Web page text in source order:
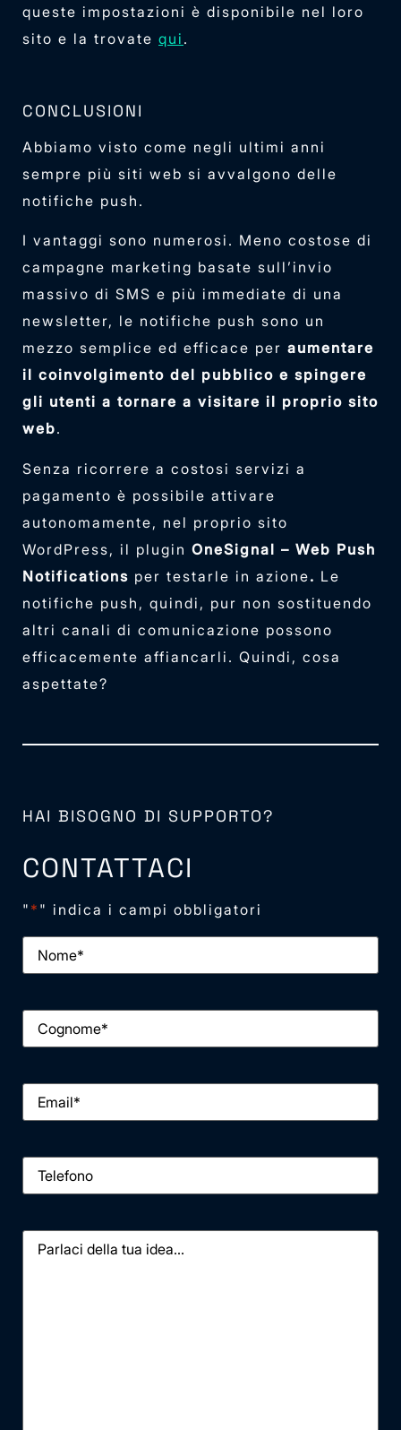
queste impostazioni è disponibile nel loro
sito e la trovate qui .
CONCLUSIONI
Abbiamo visto come negli ultimi anni
sempre più siti web si avvalgono delle
notifiche push.
I vantaggi sono numerosi. Meno costose di
campagne marketing basate sull’invio
massivo di SMS e più immediate di una
newsletter, le notifiche push sono un
mezzo semplice ed efficace per aumentare
il coinvolgimento del pubblico e spingere
gli utenti a tornare a visitare il proprio sito
web.
Senza ricorrere a costosi servizi a
pagamento è possibile attivare
autonomamente, nel proprio sito
WordPress, il plugin OneSignal – Web Push
Notifications per testarle in azione. Le
notifiche push, quindi, pur non sostituendo
altri canali di comunicazione possono
efficacemente affiancarli. Quindi, cosa
aspettate?
HAI BISOGNO DI SUPPORTO?
CONTATTACI
" * " indica i campi obbligatori
Nome*
Cognome*
Email*
Telefono
Messaggio